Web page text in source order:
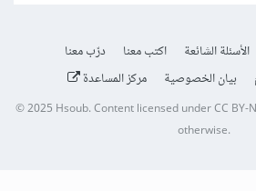
الأسئلة الشائعة اكتب معنا
درّب معنا
بيان الخصوصية مركز المساعدة
© 2025Hsoub.Content licensed underCC BY-
otherwise.